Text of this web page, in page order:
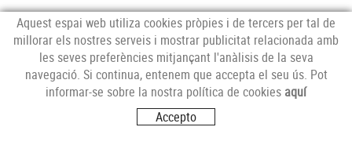
NEWSLETTER
Aquest espai web utiliza cookies pròpies i de tercers per tal de
millorar els nostres serveis i mostrar publicitat relacionada amb
les seves preferències mitjançant l'anàlisis de la seva
navegació. Si continua, entenem que accepta el seu ús. Pot
informar-se sobre la nostra política de cookies aquí
Accepto